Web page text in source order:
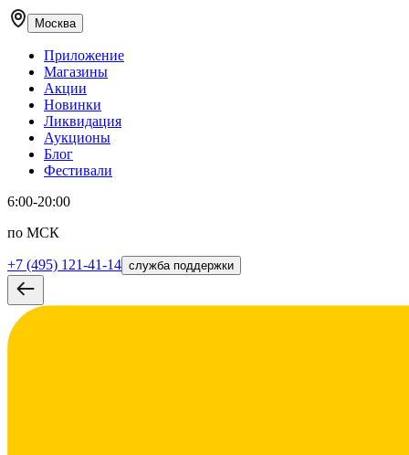
Москва
Приложение
Магазины
Акции
Новинки
Ликвидация
Аукционы
Блог
Фестивали
6:00-20:00
по МСК
+7 (495) 121-41-14 служба поддержки